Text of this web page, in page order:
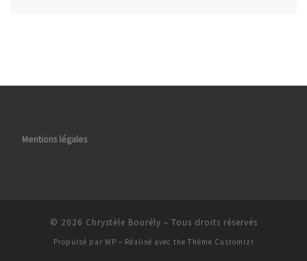
Mentions légales
© 2026 Chrystèle Bourély – Tous droits réservés
Propulsé par WP – Réalisé avec the Thème Customizr